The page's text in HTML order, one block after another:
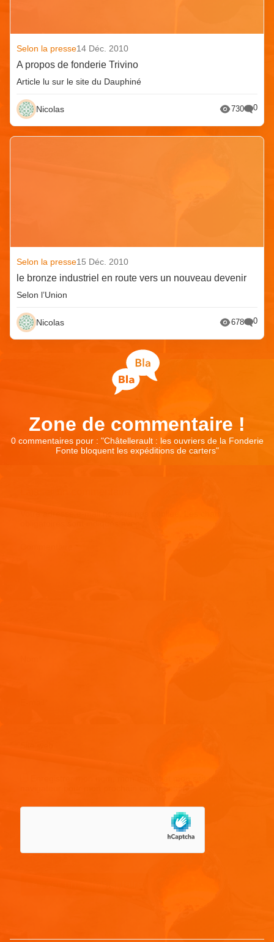
Selon la presse14 Déc. 2010
A propos de fonderie Trivino
Article lu sur le site du Dauphiné
Nicolas 730 0
Selon la presse15 Déc. 2010
le bronze industriel en route vers un nouveau devenir
Selon l’Union
Nicolas 678 0
Zone de commentaire !
0 commentaires pour : "Châtellerault : les ouvriers de la Fonderie
Fonte bloquent les expéditions de carters"